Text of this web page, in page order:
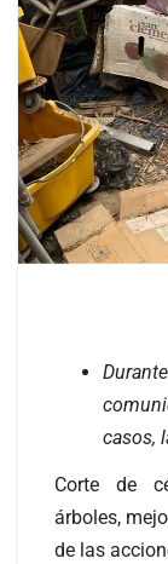
casos,
Corte de
árboles,
de las